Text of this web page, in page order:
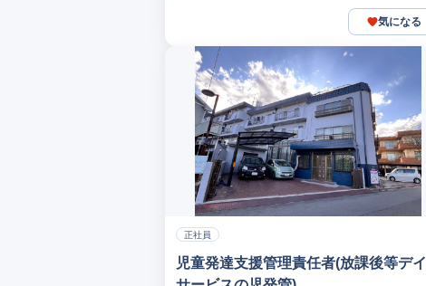
気になる
正社員
児童発達支援管理責任者(放課後等デイ